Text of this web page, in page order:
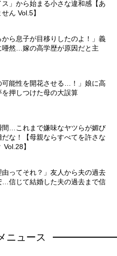
」から始まる小さな違和感【あ
ん Vol.5】
から息子が目移りしたのよ！」義
唖然…嫁の高学歴が原因だと主
可能性を開花させる…！」娘に高
押しつけた母の大誤算
間…これまで嫌味なヤツらが媚び
な！【母親ならすべてを許さな
】
由ってそれ？」友人から夫の過去
…信じて結婚した夫の過去まで信
ニュース